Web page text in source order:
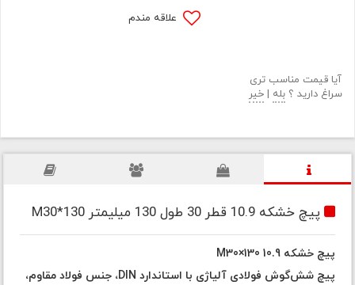
علاقه مندم
آیا قیمت مناسب تری
سراغ دارید ؟ بله | خیر
پیچ خشکه 10.9 قطر 30 طول 130 میلیمتر M30*130
پیچ خشکه 10.9 M30×130
پیچ شش‌گوش فولادی آلیاژی با استاندارد DIN، جنس فولاد مقاوم،